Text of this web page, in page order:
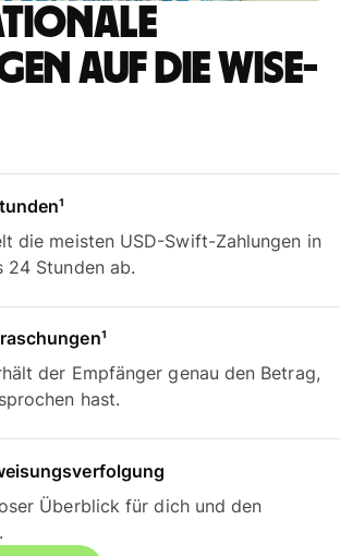
auf die Wise-
die meisten USD-Swift-Zahlungen in
24 Stunden ab.
der Empfänger genau den Betrag,
hast.
Überblick für dich und den